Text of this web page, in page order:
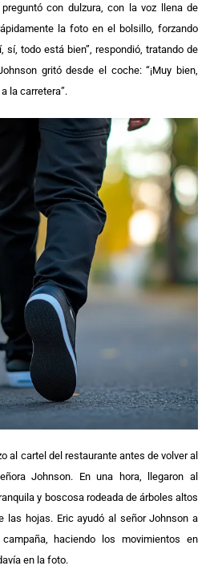
preguntó con dulzura, con la voz llena de
la foto en el bolsillo, forzando
sí, todo está bien”, respondió, tratando de
gritó desde el coche: “¡Muy bien,
la carretera”.
al cartel del restaurante antes de volver al
Johnson. En una hora, llegaron al
y boscosa rodeada de árboles altos
las hojas. Eric ayudó al señor Johnson a
haciendo los movimientos en
en la foto.